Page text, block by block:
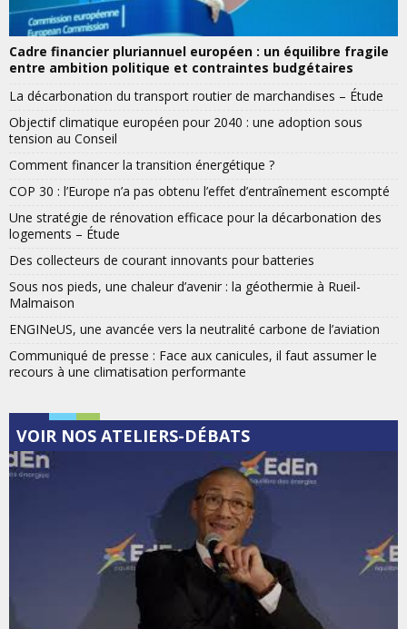
Cadre financier pluriannuel européen : un équilibre fragile
entre ambition politique et contraintes budgétaires
La décarbonation du transport routier de marchandises – Étude
Objectif climatique européen pour 2040 : une adoption sous
tension au Conseil
Comment financer la transition énergétique ?
COP 30 : l’Europe n’a pas obtenu l’effet d’entraînement escompté
Une stratégie de rénovation efficace pour la décarbonation des
logements – Étude
Des collecteurs de courant innovants pour batteries
Sous nos pieds, une chaleur d’avenir : la géothermie à Rueil-
Malmaison
ENGINeUS, une avancée vers la neutralité carbone de l’aviation
Communiqué de presse : Face aux canicules, il faut assumer le
recours à une climatisation performante
VOIR NOS ATELIERS-DÉBATS